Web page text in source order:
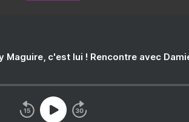
Maguire, c'est lui ! Rencontre avec